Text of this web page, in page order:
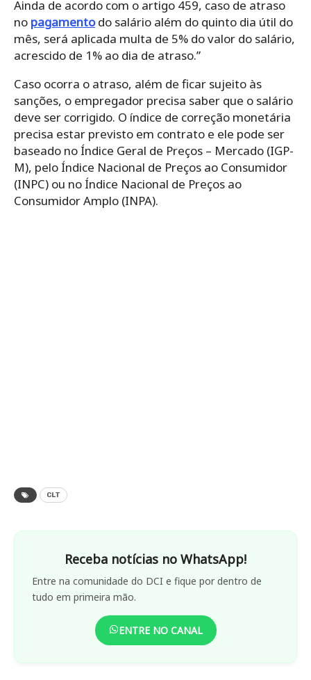
Ainda de acordo com o artigo 459, caso de atraso
no pagamentodo salário além do quinto dia útil do
mês, será aplicada multa de 5% do valor do salário,
acrescido de 1% ao dia de atraso.”
Caso ocorra o atraso, além de ficar sujeito às
sanções, o empregador precisa saber que o salário
deve ser corrigido. O índice de correção monetária
precisa estar previsto em contrato e ele pode ser
baseado no Índice Geral de Preços – Mercado (IGP-
M), pelo Índice Nacional de Preços ao Consumidor
(INPC) ou no Índice Nacional de Preços ao
Consumidor Amplo (INPA).
CLT
Receba notícias no WhatsApp!
Entre na comunidade do DCI e fique por dentro de
tudo em primeira mão.
ENTRE NO CANAL